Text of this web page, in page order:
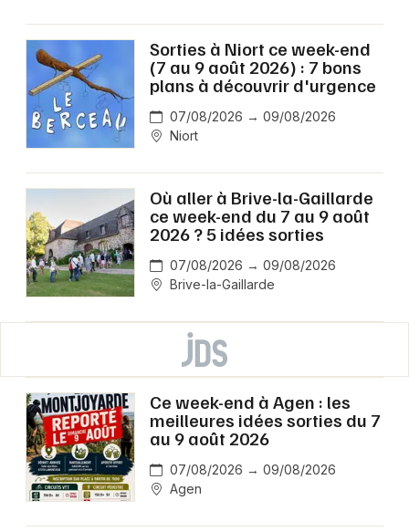
Sorties à Niort ce week-end
(7 au 9 août 2026) : 7 bons
plans à découvrir d'urgence
07/08/2026 → 09/08/2026
Niort
Où aller à Brive-la-Gaillarde
ce week-end du 7 au 9 août
2026 ? 5 idées sorties
07/08/2026 → 09/08/2026
Brive-la-Gaillarde
Ce week-end à Agen : les
meilleures idées sorties du 7
au 9 août 2026
07/08/2026 → 09/08/2026
Agen